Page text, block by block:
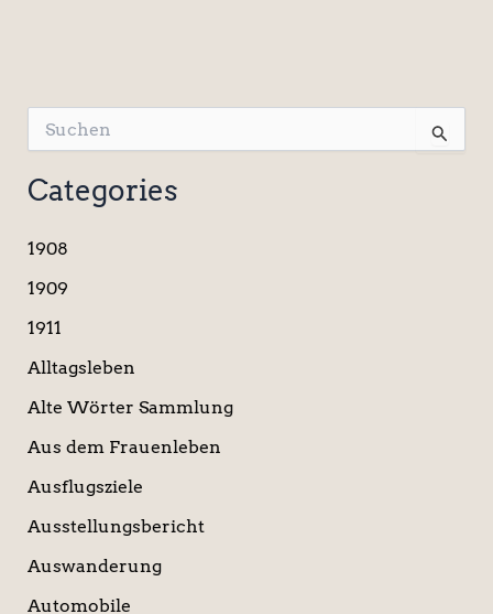
u
c
h
n
a
h
Categories
1908
1909
1911
Alltagsleben
Alte Wörter Sammlung
Aus dem Frauenleben
Ausflugsziele
Ausstellungsbericht
Auswanderung
Automobile